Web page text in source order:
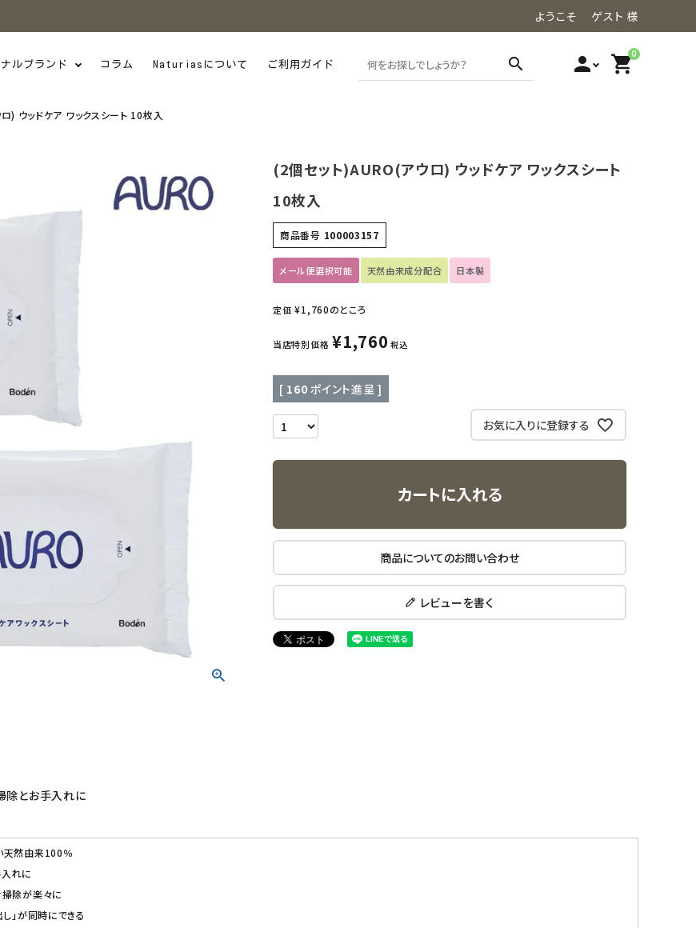
ようこそ ゲスト 様
ルブランド コラム Naturiasについて ご利用ガイド search person 0
shopping_cart
) ウッドケア ワックスシート 10枚入
(2個セット)AURO(アウロ) ウッドケア ワックスシート
10枚入
商品番号 100003157
メール便選択可能 天然由来成分配合 日本製
定価 ¥1,760のところ
当店特別価格 ¥1,760 税込
[ 160 ポイント進呈 ]
お気に入りに登録する
カートに入れる
商品についてのお問い合わせ
レビューを書く
除とお手入れに
天然由来100％
れに
掃除が楽々に
し」が同時にできる